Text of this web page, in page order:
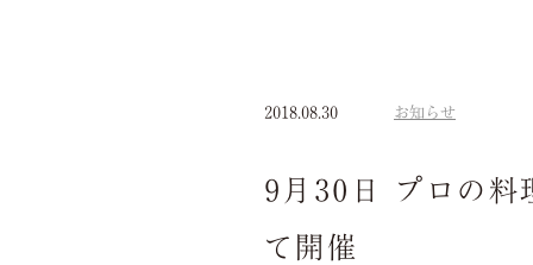
2018.08.30 お知らせ
9月30日 プロの料
て開催